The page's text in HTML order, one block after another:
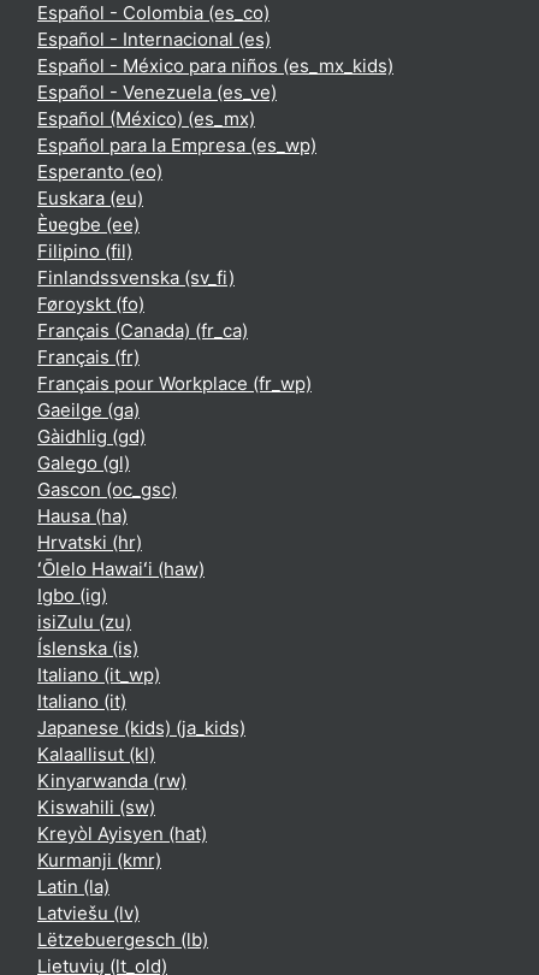
Español - Colombia ‎(es_co)‎
Español - Internacional ‎(es)‎
Español - México para niños ‎(es_mx_kids)‎
Español - Venezuela ‎(es_ve)‎
Español (México) ‎(es_mx)‎
Español para la Empresa ‎(es_wp)‎
Esperanto ‎(eo)‎
Euskara ‎(eu)‎
Èʋegbe ‎(ee)‎
Filipino ‎(fil)‎
Finlandssvenska ‎(sv_fi)‎
Føroyskt ‎(fo)‎
Français (Canada) ‎(fr_ca)‎
Français ‎(fr)‎
Français pour Workplace ‎(fr_wp)‎
Gaeilge ‎(ga)‎
Gàidhlig ‎(gd)‎
Galego ‎(gl)‎
Gascon ‎(oc_gsc)‎
Hausa ‎(ha)‎
Hrvatski ‎(hr)‎
ʻŌlelo Hawaiʻi ‎(haw)‎
Igbo ‎(ig)‎
isiZulu ‎(zu)‎
Íslenska ‎(is)‎
Italiano ‎(it_wp)‎
Italiano ‎(it)‎
Japanese (kids) ‎(ja_kids)‎
Kalaallisut ‎(kl)‎
Kinyarwanda ‎(rw)‎
Kiswahili ‎(sw)‎
Kreyòl Ayisyen ‎(hat)‎
Kurmanji ‎(kmr)‎
Latin ‎(la)‎
Latviešu ‎(lv)‎
Lëtzebuergesch ‎(lb)‎
Lietuvių ‎(lt_old)‎